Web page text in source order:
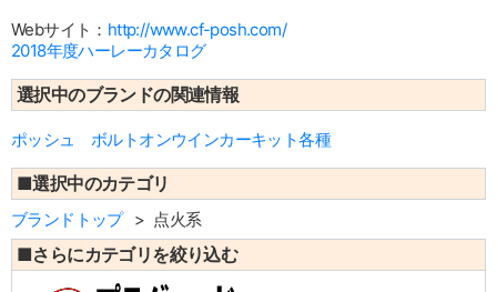
Webサイト： http://www.cf-posh.com/
2018年度ハーレーカタログ
選択中のブランドの関連情報
ポッシュ ボルトオンウインカーキット各種
■選択中のカテゴリ
ブランドトップ 点火系
■さらにカテゴリを絞り込む